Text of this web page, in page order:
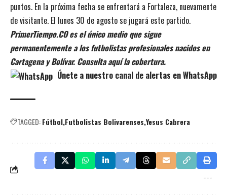
puntos. En la próxima fecha se enfrentará a Fortaleza, nuevamente
de visitante. El lunes 30 de agosto se jugará este partido.
PrimerTiempo.CO es el único medio que sigue
permanentemente a los futbolistas profesionales nacidos en
Cartagena y Bolívar. Consulta aquí la cobertura.
Únete a nuestro canal de alertas en WhatsApp
TAGGED:Fútbol Futbolistas Bolivarenses Yesus Cabrera